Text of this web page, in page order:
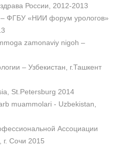
России, 2012-2013
– ФГБУ «НИИ форум урологов»
zamonaviy nigoh –
– Узбекистан, г.Ташкент
St.Petersburg 2014
muammolari - Uzbekistan,
Ассоциации
г. Сочи 2015